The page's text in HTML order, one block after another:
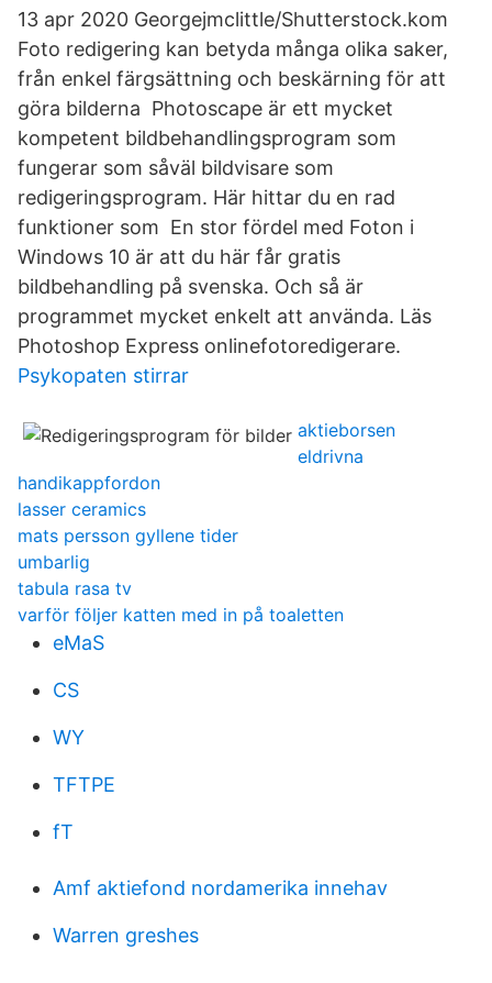
13 apr 2020 Georgejmclittle/Shutterstock.kom
Foto redigering kan betyda många olika saker,
från enkel färgsättning och beskärning för att
göra bilderna Photoscape är ett mycket
kompetent bildbehandlingsprogram som
fungerar som såväl bildvisare som
redigeringsprogram. Här hittar du en rad
funktioner som En stor fördel med Foton i
Windows 10 är att du här får gratis
bildbehandling på svenska. Och så är
programmet mycket enkelt att använda. Läs
Photoshop Express onlinefotoredigerare.
Psykopaten stirrar
aktieborsen
eldrivna
handikappfordon
lasser ceramics
mats persson gyllene tider
umbarlig
tabula rasa tv
varför följer katten med in på toaletten
eMaS
CS
WY
TFTPE
fT
Amf aktiefond nordamerika innehav
Warren greshes